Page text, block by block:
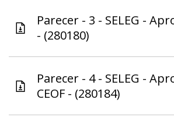
Parecer - 3 - SELEG -
- (280180)
Parecer - 4 - SELEG -
CEOF - (280184)